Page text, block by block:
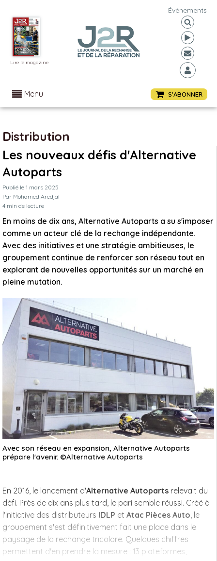
Lire le magazine
Événements
Menu S'ABONNER
Distribution
Les nouveaux défis d'Alternative
Autoparts
Publié le 1 mars 2025
Par Mohamed Aredjal
4 min de lecture
En moins de dix ans, Alternative Autoparts a su s'imposer
comme un acteur clé de la rechange indépendante.
Avec des initiatives et une stratégie ambitieuses, le
groupement continue de renforcer son réseau tout en
explorant de nouvelles opportunités sur un marché en
pleine mutation.
Avec son réseau en expansion, Alternative Autoparts
prépare l'avenir. ©Alternative Autoparts
En 2016, le lancement d'Alternative Autoparts relevait du
défi. Près de dix ans plus tard, le pari semble réussi. Créé à
l'initiative des distributeurs IDLP et Atac Pièces Auto, le
groupement s'est définitivement fait une place dans le
paysage de la rechange tricolore. Quelques chiffres
permettent d'en prendre la mesure : 13 plateformes,